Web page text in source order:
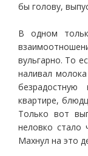
бы голову,
В одном
вульгарно. То
наливал
квартире,
Только вот
неловко стало
Махнул на это